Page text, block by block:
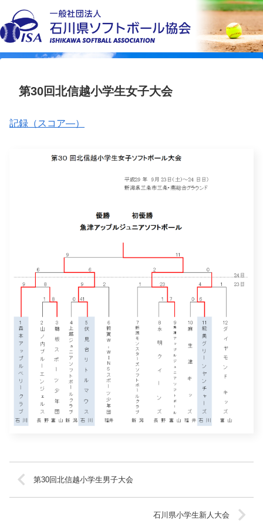
第30回北信越小学生女子大会
記録（スコア―）
第30回北信越小学生男子大会
石川県小学生新人大会